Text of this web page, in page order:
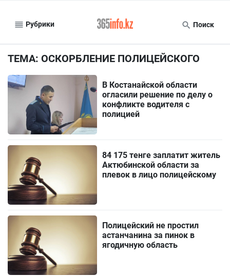
Рубрики Поиск
ТЕМА: ОСКОРБЛЕНИЕ ПОЛИЦЕЙСКОГО
В Костанайской области
огласили решение по делу о
конфликте водителя с
полицией
84 175 тенге заплатит житель
Актюбинской области за
плевок в лицо полицейскому
Полицейский не простил
астанчанина за пинок в
ягодичную область